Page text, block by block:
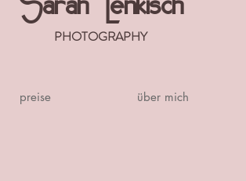
PHOTOGRAPHY
preise über mich